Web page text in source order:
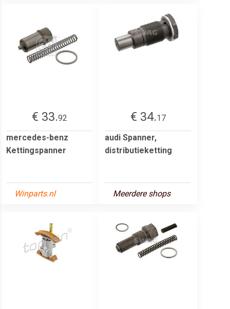
€ 33.92
mercedes-benz
Kettingspanner
Winparts.nl
€ 34.17
audi Spanner,
distributieketting
Meerdere shops